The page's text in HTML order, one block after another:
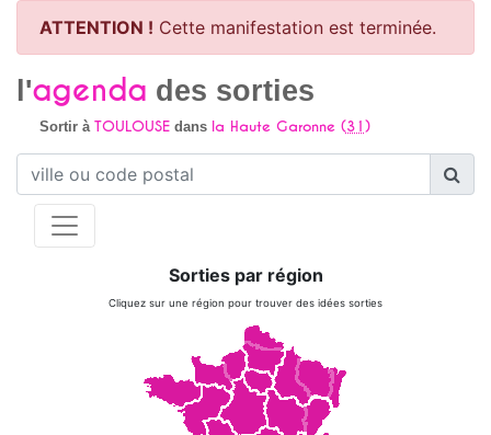
ATTENTION ! Cette manifestation est terminée.
l'agenda des sorties
Sortir à TOULOUSEdans la Haute Garonne (31)
Sorties par région
Cliquez sur une région pour trouver des idées sorties